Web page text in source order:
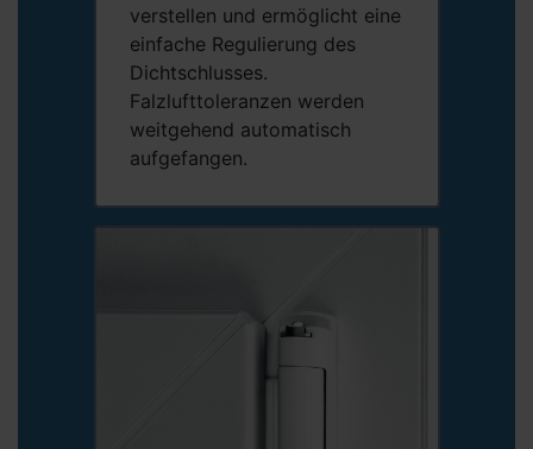
verstellen und ermöglicht eine
einfache Regulierung des
Dichtschlusses.
Falzlufttoleranzen werden
weitgehend automatisch
aufgefangen.